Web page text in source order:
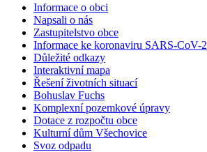
Informace o obci
Napsali o nás
Zastupitelstvo obce
Informace ke koronaviru SARS-CoV-2
Důležité odkazy
Interaktivní mapa
Řešení životních situací
Bohuslav Fuchs
Komplexní pozemkové úpravy
Dotace z rozpočtu obce
Kulturní dům Všechovice
Svoz odpadu